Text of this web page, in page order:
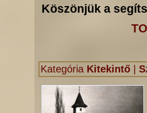
Köszönjük a
Kategória Kitekintő